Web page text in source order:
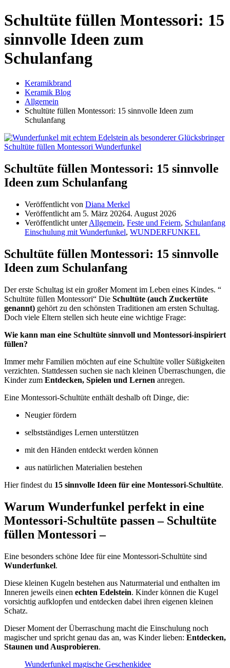
Schultüte füllen Montessori: 15
sinnvolle Ideen zum
Schulanfang
Keramikbrand
Keramik Blog
Allgemein
Schultüte füllen Montessori: 15 sinnvolle Ideen zum
Schulanfang
Schultüte füllen Montessori: 15 sinnvolle
Ideen zum Schulanfang
Veröffentlicht von Diana Merkel
Veröffentlicht am 5. März 20264. August 2026
Veröffentlicht unterAllgemein, Feste und Feiern, Schulanfang
Einschulung mit Wunderfunkel, WUNDERFUNKEL
Schultüte füllen Montessori: 15 sinnvolle
Ideen zum Schulanfang
Der erste Schultag ist ein großer Moment im Leben eines Kindes. “
Schultüte füllen Montessori“ Die Schultüte (auch Zuckertüte
genannt) gehört zu den schönsten Traditionen am ersten Schultag.
Doch viele Eltern stellen sich heute eine wichtige Frage:
Wie kann man eine Schultüte sinnvoll und Montessori-inspiriert
füllen?
Immer mehr Familien möchten auf eine Schultüte voller Süßigkeiten
verzichten. Stattdessen suchen sie nach kleinen Überraschungen, die
Kinder zum Entdecken, Spielen und Lernen anregen.
Eine Montessori-Schultüte enthält deshalb oft Dinge, die:
Neugier fördern
selbstständiges Lernen unterstützen
mit den Händen entdeckt werden können
aus natürlichen Materialien bestehen
Hier findest du 15 sinnvolle Ideen für eine Montessori-Schultüte.
Warum Wunderfunkel perfekt in eine
Montessori-Schultüte passen – Schultüte
füllen Montessori –
Eine besonders schöne Idee für eine Montessori-Schultüte sind
Wunderfunkel.
Diese kleinen Kugeln bestehen aus Naturmaterial und enthalten im
Inneren jeweils einen echten Edelstein. Kinder können die Kugel
vorsichtig aufklopfen und entdecken dabei ihren eigenen kleinen
Schatz.
Dieser Moment der Überraschung macht die Einschulung noch
magischer und spricht genau das an, was Kinder lieben: Entdecken,
Staunen und Ausprobieren.
Wunderfunkel magische Geschenkidee